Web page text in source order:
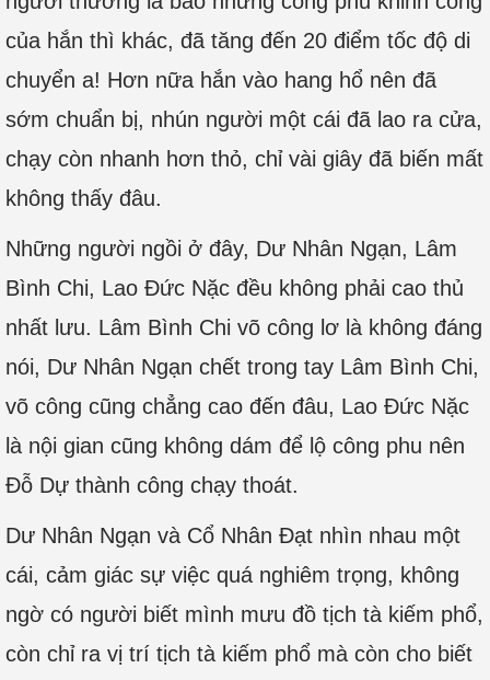
của hắn thì khác, đã tăng đến 20 điểm tốc độ di
chuyển a! Hơn nữa hắn vào hang hổ nên đã
sớm chuẩn bị, nhún người một cái đã lao ra cửa,
chạy còn nhanh hơn thỏ, chỉ vài giây đã biến mất
không thấy đâu.
Những người ngồi ở đây, Dư Nhân Ngạn, Lâm
Bình Chi, Lao Đức Nặc đều không phải cao thủ
nhất lưu. Lâm Bình Chi võ công lơ là không đáng
nói, Dư Nhân Ngạn chết trong tay Lâm Bình Chi,
võ công cũng chẳng cao đến đâu, Lao Đức Nặc
là nội gian cũng không dám để lộ công phu nên
Đỗ Dự thành công chạy thoát.
Dư Nhân Ngạn và Cổ Nhân Đạt nhìn nhau một
cái, cảm giác sự việc quá nghiêm trọng, không
ngờ có người biết mình mưu đồ tịch tà kiếm phổ,
còn chỉ ra vị trí tịch tà kiếm phổ mà còn cho biết